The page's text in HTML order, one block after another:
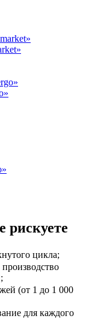
рискуете
цикла;
(от 1 до 1 000
для каждого